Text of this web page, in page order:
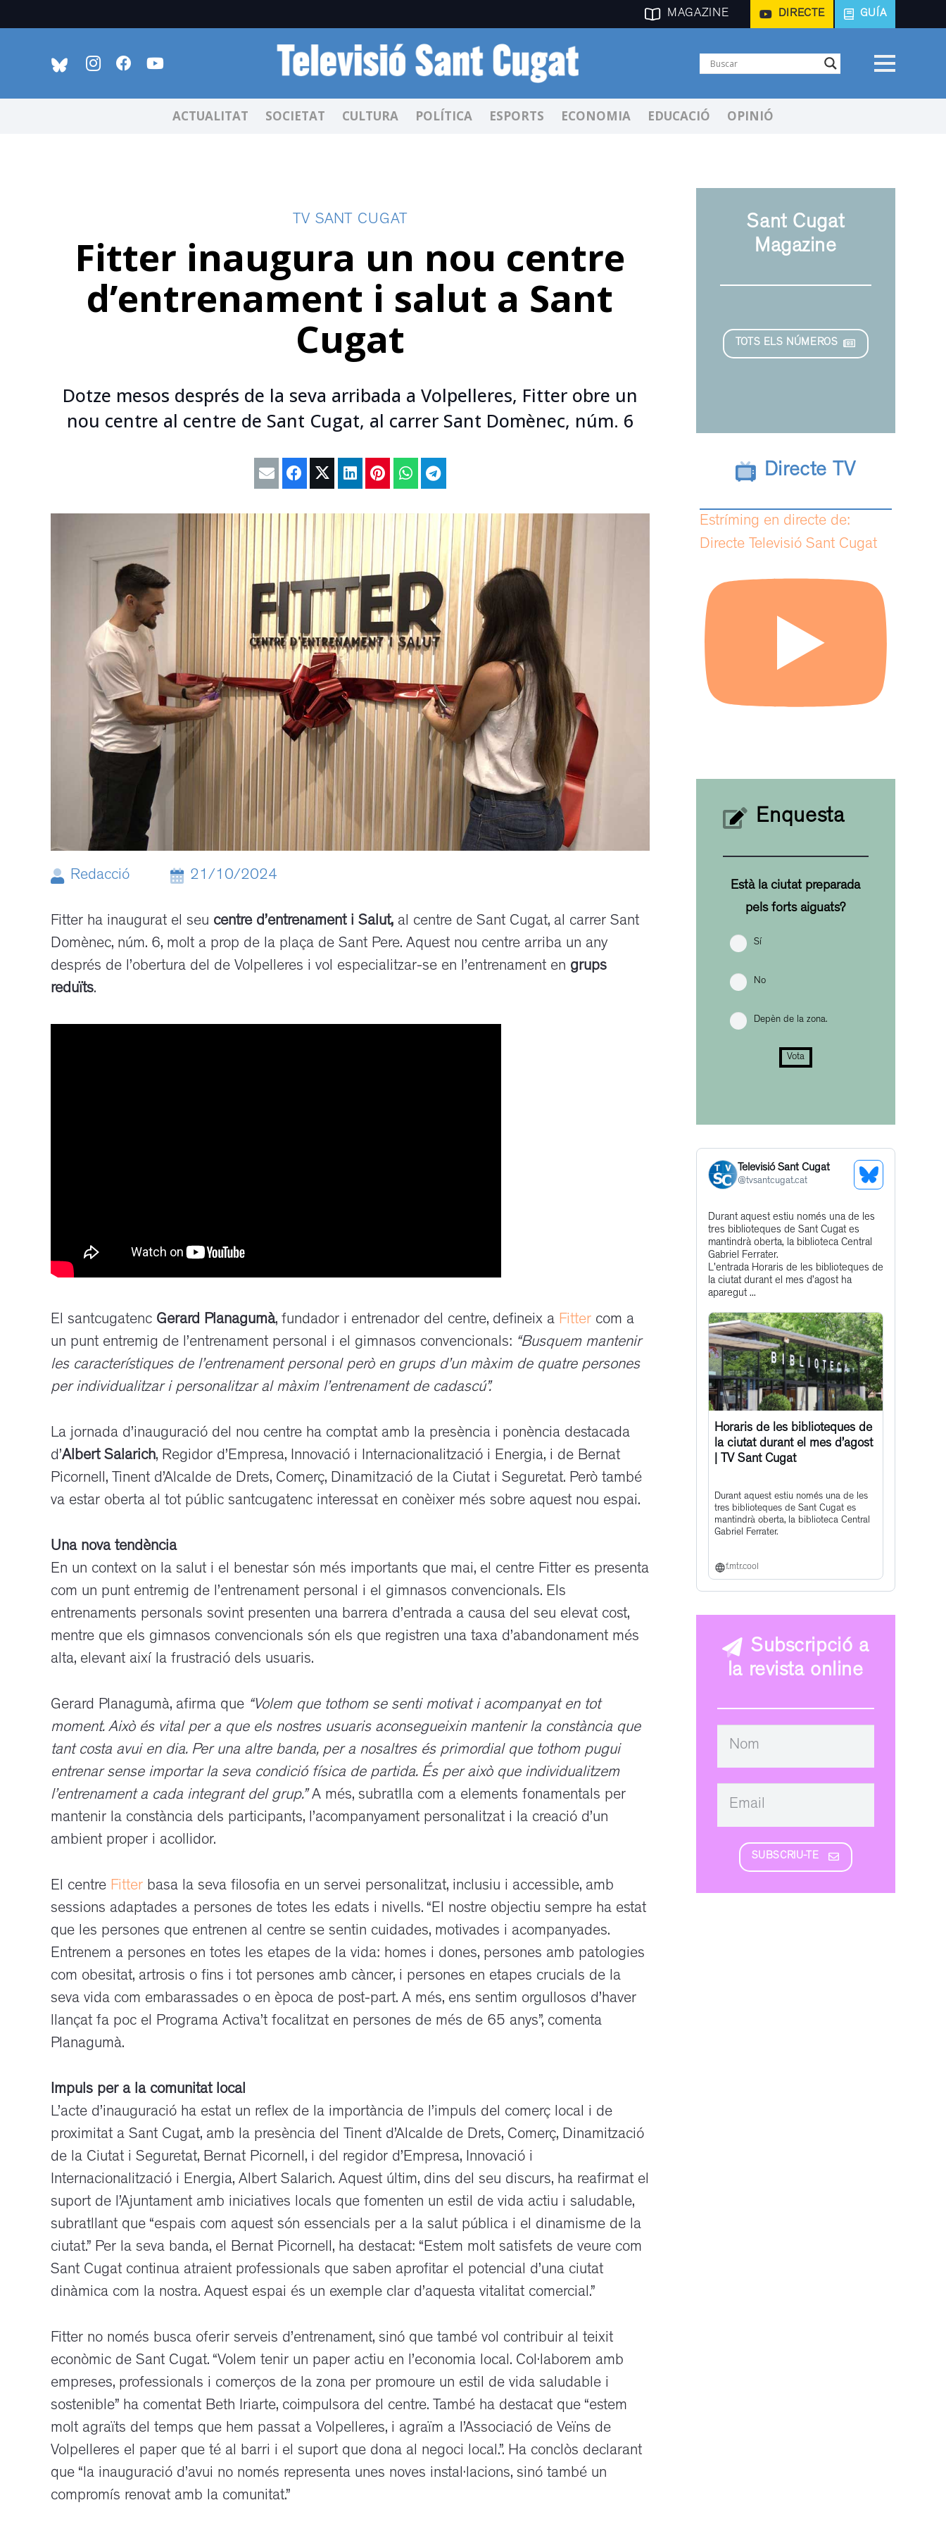
MAGAZINE DIRECTE GUÍA
ACTUALITAT SOCIETAT CULTURA POLÍTICA ESPORTS ECONOMIA EDUCACIÓ OPINIÓ
TV SANT CUGAT
Fitter inaugura un nou centre
d’entrenament i salut a Sant
Cugat
Dotze mesos després de la seva arribada a Volpelleres, Fitter obre un
nou centre al centre de Sant Cugat, al carrer Sant Domènec, núm. 6
Redacció 21/10/2024
Fitter ha inaugurat el seu centre d’entrenament i Salut, al centre de Sant Cugat, al carrer Sant
Domènec, núm. 6, molt a prop de la plaça de Sant Pere. Aquest nou centre arriba un any
després de l’obertura del de Volpelleres i vol especialitzar-se en l’entrenament en grups
reduïts.
El santcugatenc Gerard Planagumà, fundador i entrenador del centre, defineix a Fitter com a
un punt entremig de l’entrenament personal i el gimnasos convencionals: “Busquem mantenir
les característiques de l’entrenament personal però en grups d’un màxim de quatre persones
per individualitzar i personalitzar al màxim l’entrenament de cadascú”.
La jornada d’inauguració del nou centre ha comptat amb la presència i ponència destacada
d’Albert Salarich, Regidor d’Empresa, Innovació i Internacionalització i Energia, i de Bernat
Picornell, Tinent d’Alcalde de Drets, Comerç, Dinamització de la Ciutat i Seguretat. Però també
va estar oberta al tot públic santcugatenc interessat en conèixer més sobre aquest nou espai.
Una nova tendència
En un context on la salut i el benestar són més importants que mai, el centre Fitter es presenta
com un punt entremig de l’entrenament personal i el gimnasos convencionals. Els
entrenaments personals sovint presenten una barrera d’entrada a causa del seu elevat cost,
mentre que els gimnasos convencionals són els que registren una taxa d’abandonament més
alta, elevant així la frustració dels usuaris.
Gerard Planagumà, afirma que “Volem que tothom se senti motivat i acompanyat en tot
moment. Això és vital per a que els nostres usuaris aconsegueixin mantenir la constància que
tant costa avui en dia. Per una altre banda, per a nosaltres és primordial que tothom pugui
entrenar sense importar la seva condició física de partida. És per això que individualitzem
l’entrenament a cada integrant del grup.”A més, subratlla com a elements fonamentals per
mantenir la constància dels participants, l’acompanyament personalitzat i la creació d’un
ambient proper i acollidor.
El centre Fitter basa la seva filosofia en un servei personalitzat, inclusiu i accessible, amb
sessions adaptades a persones de totes les edats i nivells. “El nostre objectiu sempre ha estat
que les persones que entrenen al centre se sentin cuidades, motivades i acompanyades.
Entrenem a persones en totes les etapes de la vida: homes i dones, persones amb patologies
com obesitat, artrosis o fins i tot persones amb càncer, i persones en etapes crucials de la
seva vida com embarassades o en època de post-part. A més, ens sentim orgullosos d’haver
llançat fa poc el Programa Activa’t focalitzat en persones de més de 65 anys”, comenta
Planagumà.
Impuls per a la comunitat local
L’acte d’inauguració ha estat un reflex de la importància de l’impuls del comerç local i de
proximitat a Sant Cugat, amb la presència del Tinent d’Alcalde de Drets, Comerç, Dinamització
de la Ciutat i Seguretat, Bernat Picornell, i del regidor d’Empresa, Innovació i
Internacionalització i Energia, Albert Salarich. Aquest últim, dins del seu discurs, ha reafirmat el
suport de l’Ajuntament amb iniciatives locals que fomenten un estil de vida actiu i saludable,
subratllant que “espais com aquest són essencials per a la salut pública i el dinamisme de la
ciutat.” Per la seva banda, el Bernat Picornell, ha destacat: “Estem molt satisfets de veure com
Sant Cugat continua atraient professionals que saben aprofitar el potencial d’una ciutat
dinàmica com la nostra. Aquest espai és un exemple clar d’aquesta vitalitat comercial.”
Fitter no només busca oferir serveis d’entrenament, sinó que també vol contribuir al teixit
econòmic de Sant Cugat. “Volem tenir un paper actiu en l’economia local. Col·laborem amb
empreses, professionals i comerços de la zona per promoure un estil de vida saludable i
sostenible” ha comentat Beth Iriarte, coimpulsora del centre. També ha destacat que “estem
molt agraïts del temps que hem passat a Volpelleres, i agraïm a l’Associació de Veïns de
Volpelleres el paper que té al barri i el suport que dona al negoci local.”. Ha conclòs declarant
que “la inauguració d’avui no només representa unes noves instal·lacions, sinó també un
compromís renovat amb la comunitat.”
Sant Cugat
Magazine
TOTS ELS NÚMEROS
Directe TV
Estríming en directe de:
Directe Televisió Sant Cugat
Enquesta
Està la ciutat preparada
pels forts aiguats?
Sí
No
Depèn de la zona.
Vota
Televisió Sant Cugat
@tvsantcugat.cat
See
Profile
Get
to
this
post
Durant aquest estiu només una de les
tres biblioteques de Sant Cugat es
mantindrà oberta, la biblioteca Central
Gabriel Ferrater.
L'entrada Horaris de les biblioteques de
la ciutat durant el mes d’agost ha
aparegut ...
Horaris de les biblioteques de
la ciutat durant el mes d’agost
| TV Sant Cugat
Durant aquest estiu només una de les
tres biblioteques de Sant Cugat es
mantindrà oberta, la biblioteca Central
Gabriel Ferrater.
f.mtr.cool
Subscripció a
la revista online
SUBSCRIU-TE